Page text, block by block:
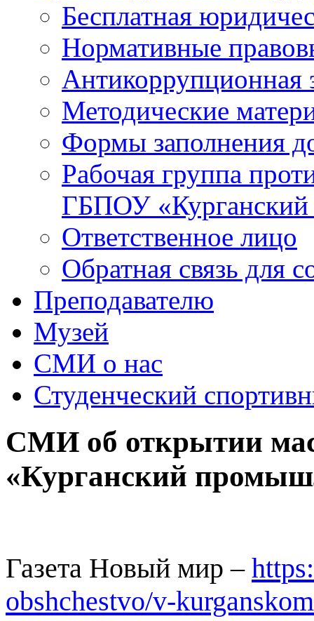
Бесплатная
Нормативные
Антикоррупционная
Методические
Формы заполнения
Рабочая группа
ГБПОУ
Ответственное лицо
Обратная связь для
Преподавателю
Музей
СМИ о нас
Студенческий
СМИ об открытии
«Курганский
Газета Новый мир –
obshchestvo/v-